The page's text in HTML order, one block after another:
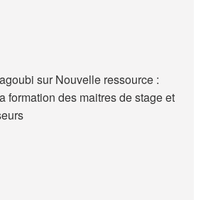
surNouvelle ressource :
formation des maitres de stage et